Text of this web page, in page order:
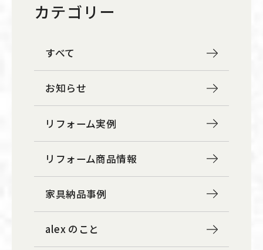
カテゴリー
すべて
お知らせ
リフォーム実例
リフォーム商品情報
家具納品事例
alex のこと